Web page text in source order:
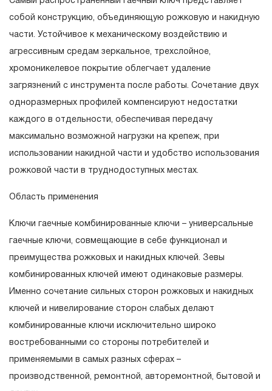
собой конструкцию, объединяющую рожковую и накидную
части. Устойчивое к механическому воздействию и
агрессивным средам зеркальное, трехслойное,
хромоникелевое покрытие облегчает удаление
загрязнений с инструмента после работы. Сочетание двух
одноразмерных профилей компенсируют недостатки
каждого в отдельности, обеспечивая передачу
максимально возможной нагрузки на крепеж, при
использовании накидной части и удобство использования
рожковой части в труднодоступных местах.
Область применения
Ключи гаечные комбинированные ключи – универсальные
гаечные ключи, совмещающие в себе функционал и
преимущества рожковых и накидных ключей. Зевы
комбинированных ключей имеют одинаковые размеры.
Именно сочетание сильных сторон рожковых и накидных
ключей и нивелирование сторон слабых делают
комбинированные ключи исключительно широко
востребованными со стороны потребителей и
применяемыми в самых разных сферах –
производственной, ремонтной, авторемонтной, бытовой и
ГАРАНТИЙНЫЕ ОБЯЗАТЕЛЬСТВА.
Понятие «ПОЖИЗНЕННАЯ ГАРАНТИЯ».
1.1 Понятие «ПОЖИЗНЕННАЯ ГАРАНТИЯ» включает в
себя признание неограниченного срока поддержания
гарантийных обязательств в течение всего периода
эксплуатации изделия, а также замена или ремонт
вышедшего из строя инструмента, если при
проведении технической экспертизы было
установлено, что производитель использовал при
нарушал технологию в процессе его производства.
1.2 «ПОЖИЗНЕННАЯ ГАРАНТИЯ» предоставляется
при условии соблюдения покупателем (потребителем)
правил эксплуатации, обслуживания, транспортировки
и хранения, применяемых для ручного слесарно-
монтажного инструмента.
2. Понятие «ОГРАНИЧЕННАЯ ГАРАНТИЯ»
2.1 На инструмент, имеющий в своей конструкции
КИНЕМАТИЧЕСКУЮ СХЕМУ (МЕХАНИЗМ)